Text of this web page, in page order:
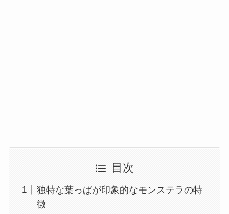
目次
独特な葉っぱが印象的なモンステラの特
徴